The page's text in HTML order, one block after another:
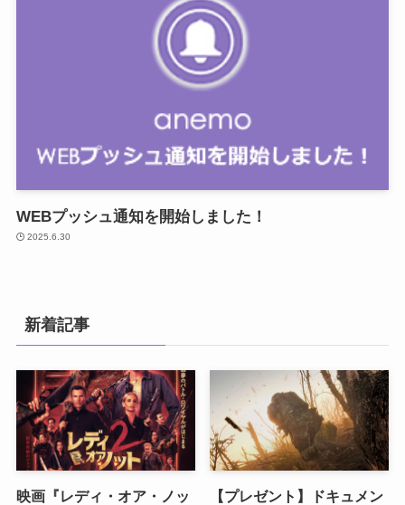
WEBプッシュ通知を開始しました！
2025.6.30
新着記事
映画『レディ・オア・ノッ
【プレゼント】ドキュメン